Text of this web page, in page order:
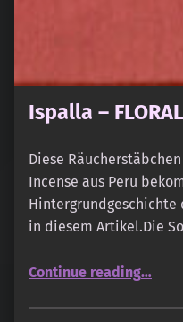
Ispalla –
Diese
Incense aus Peru
Hintergrundgeschichte
in diesem Artikel.Die
Continue reading…